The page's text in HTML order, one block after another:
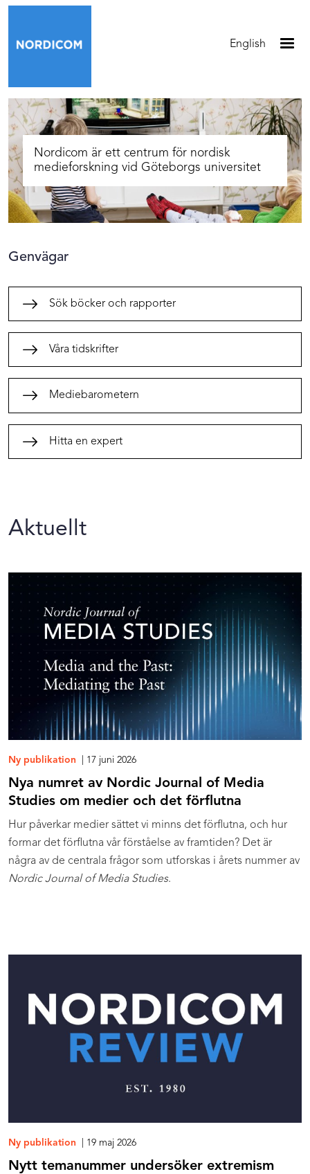
Hoppa till huvudinnehåll
English
Nordicom är ett centrum för nordisk
medieforskning vid Göteborgs universitet
Genvägar
Sök böcker och rapporter
Våra tidskrifter
Mediebarometern
Hitta en expert
Aktuellt
Ny publikation | 17 juni 2026
Nya numret av Nordic Journal of Media
Studies om medier och det förflutna
Hur påverkar medier sättet vi minns det förflutna, och hur
formar det förflutna vår förståelse av framtiden? Det är
några av de centrala frågor som utforskas i årets nummer av
Nordic Journal of Media Studies.
Ny publikation | 19 maj 2026
Nytt temanummer undersöker extremism